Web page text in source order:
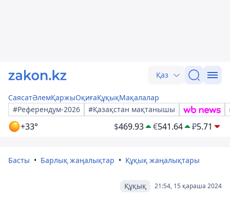
Қаз
СаясатӘлемҚаржыОқиғаҚұқықМақалалар
#Референдум-2026
#Қазақстан мақтанышы
+33° $469.93 €541.64 ₽5.71
Басты Барлық жаңалықтар Құқық жаңалықтары
21:54, 15 қараша 2024
Құқық